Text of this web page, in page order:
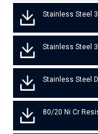
Stainless Steel
Stainless Steel
Stainless Steel
80/20 Ni Cr